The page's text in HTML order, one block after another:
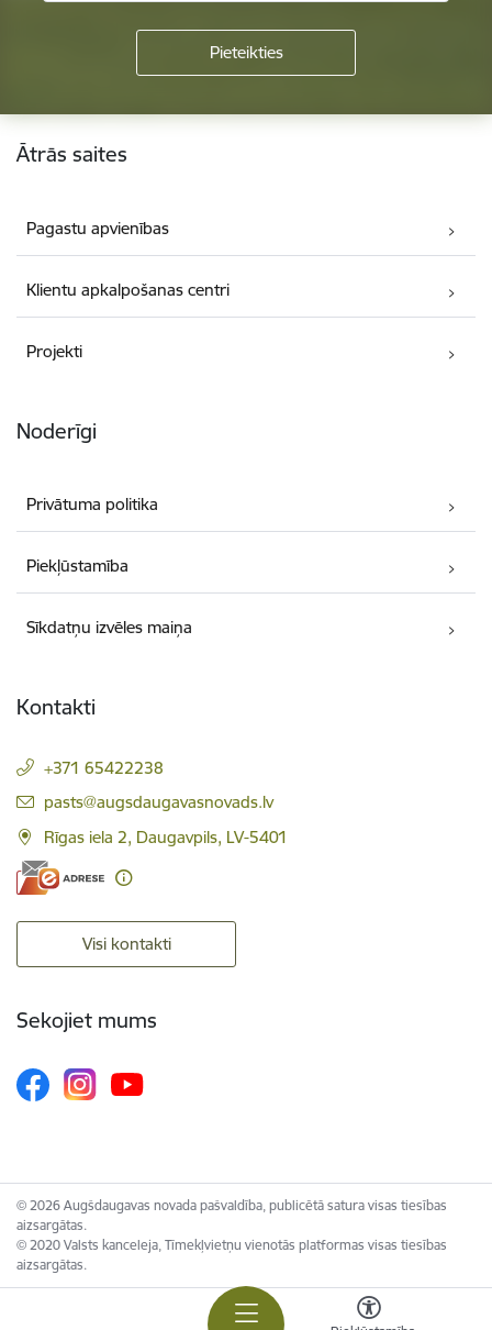
Kājene
Ātrās saites
Pagastu apvienības
Klientu apkalpošanas centri
Projekti
Noderīgi
Privātuma politika
Piekļūstamība
Sīkdatņu izvēles maiņa
Kontakti
+371 65422238
E-pasts:
pasts@augsdaugavasnovads.lv
Rīgas iela 2, Daugavpils, LV-5401
Visi kontakti
Sekojiet mums
© 2026 Augšdaugavas novada pašvaldība, publicētā satura visas tiesības
aizsargātas.
© 2020 Valsts kanceleja, Tīmekļvietņu vienotās platformas visas tiesības
aizsargātas.